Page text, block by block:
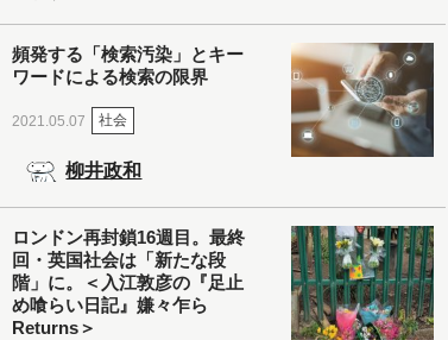
頻発する「検索汚染」とキー
ワードによる検索の限界
2021.05.07 社会
柳井政和
ロンドン再封鎖16週目。最終
回・英国社会は「新たな段
階」に。＜入江敦彦の『足止
め喰らい日記』嫌々乍ら
Returns＞